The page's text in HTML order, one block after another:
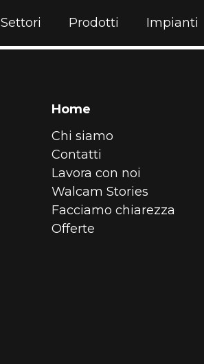
Settori Prodotti Impianti
Home
Chi siamo
Contatti
Lavora con noi
Walcam Stories
Facciamo chiarezza
Offerte